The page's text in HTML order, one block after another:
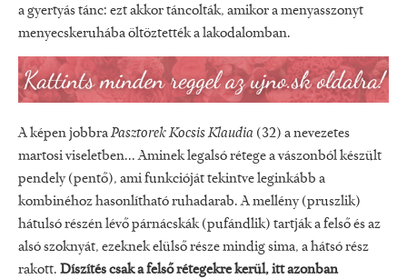
a gyertyás tánc: ezt akkor táncolták, amikor a menyasszonyt
menyecskeruhába öltöztették a lakodalomban.
A képen jobbraPasztorek Kocsis Klaudia (32) a nevezetes
martosi viseletben... Aminek legalsó rétege a vászonból készült
pendely (pentő), ami funkcióját tekintve leginkább a
kombinéhoz hasonlítható ruhadarab. A mellény (pruszlik)
hátulsó részén lévő párnácskák (pufándlik) tartják a felső és az
alsó szoknyát, ezeknek elülső része mindig sima, a hátsó rész
rakott. Díszítés csak a felső rétegekre kerül, itt azonban